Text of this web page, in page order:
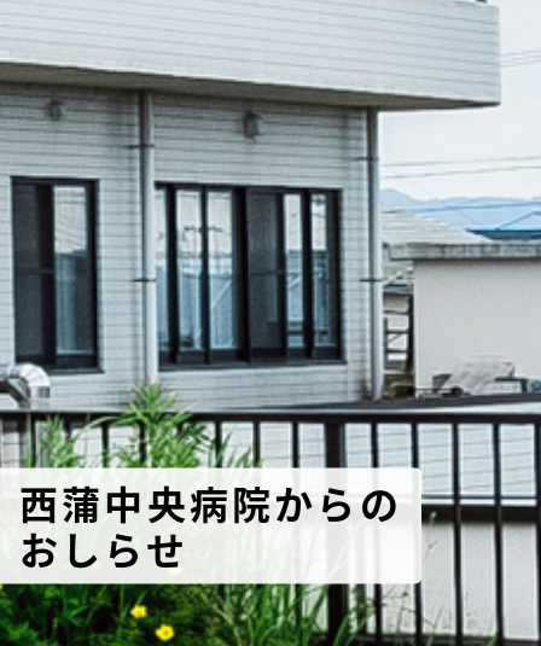
西蒲中央病院からの
おしらせ